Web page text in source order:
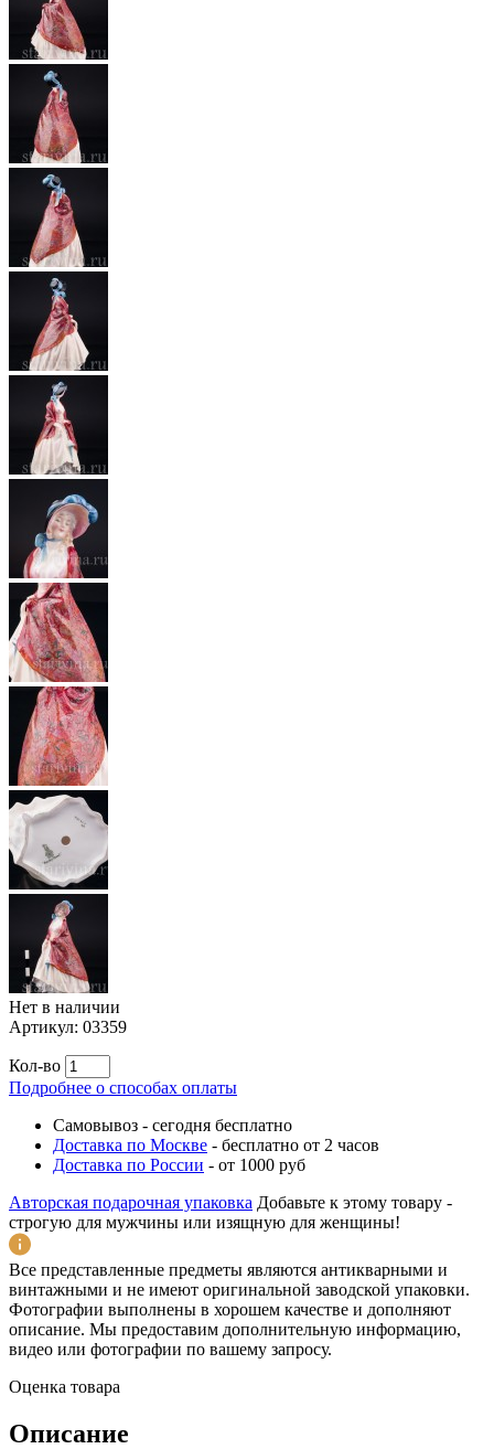
Нет в наличии
Артикул: 03359
Кол-во
Подробнее о способах оплаты
Самовывоз - сегодня бесплатно
Доставка по Москве - бесплатно от 2 часов
Доставка по России - от 1000 руб
Авторская подарочная упаковка Добавьте к этому товару -
строгую для мужчины или изящную для женщины!
Все представленные предметы являются антикварными и
винтажными и не имеют оригинальной заводской упаковки.
Фотографии выполнены в хорошем качестве и дополняют
описание. Мы предоставим дополнительную информацию,
видео или фотографии по вашему запросу.
Оценка товара
Описание